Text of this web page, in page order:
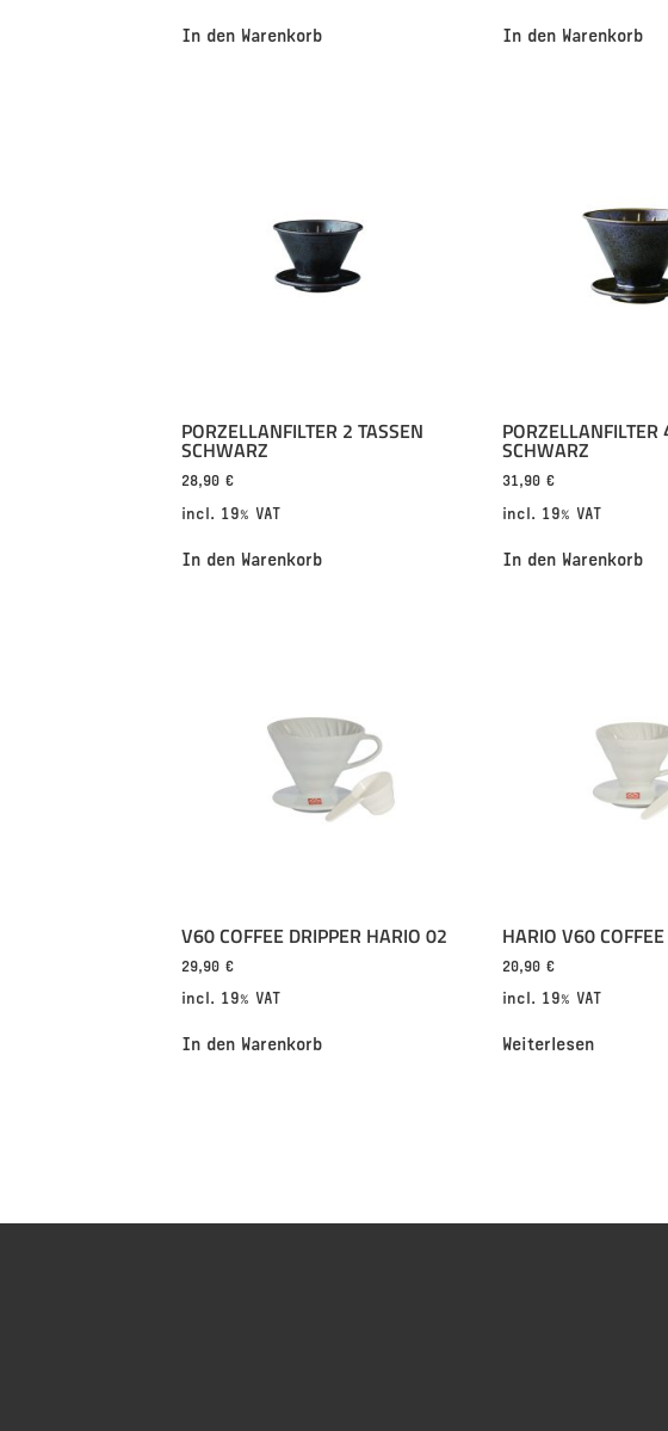
In den Warenkorb In den Warenkorb
PORZELLANFILTER 2 TASSEN
SCHWARZ
28,90 €
incl. 19% VAT
In den Warenkorb
PORZELLANFILTER
SCHWARZ
31,90 €
incl. 19% VAT
In den Warenkorb
V60 COFFEE DRIPPER HARIO 02
29,90 €
incl. 19% VAT
In den Warenkorb
HARIO V60
20,90 €
incl. 19% VAT
Weiterlesen